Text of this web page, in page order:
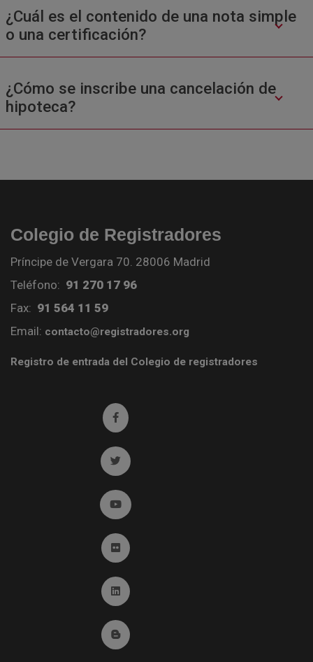
¿Cuál es el contenido de una nota simple
o una certificación?
¿Cómo se inscribe una cancelación de
hipoteca?
Colegio de Registradores
Príncipe de Vergara 70. 28006 Madrid
Teléfono: 91 270 17 96
Fax: 91 564 11 59
Email: contacto@registradores.org
Registro de entrada del Colegio de registradores
Ir a facebook (abre en ventana nueva)
Ir a twitter (abre en ventana nueva)
Ir a YouTube (abre en ventana nueva)
Ir a Flickr (abre en ventana nueva)
Ir a Linkedin (abre en ventana nueva)
Ir al Blog (abre en ventana nueva)